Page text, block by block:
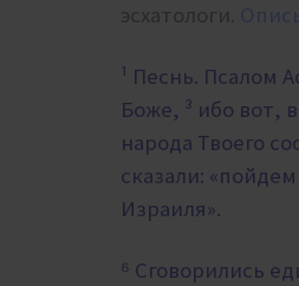
эсхатологи.
¹ Песнь. Псалом
Боже, ³ ибо вот,
народа Твоего
сказали:
Израиля».
⁶ Сговорились